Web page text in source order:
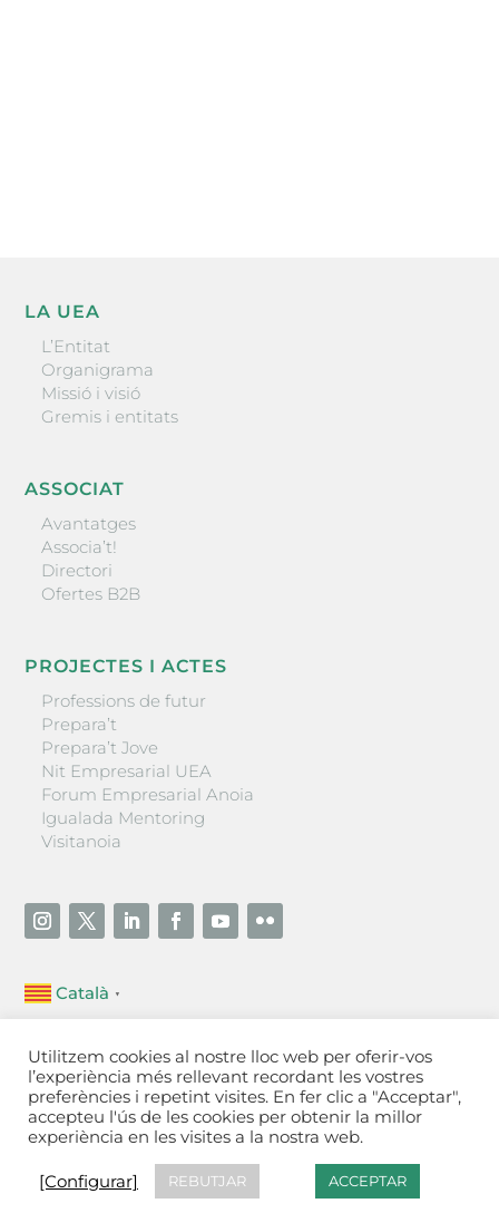
LA UEA
L’Entitat
Organigrama
Missió i visió
Gremis i entitats
ASSOCIAT
Avantatges
Associa’t!
Directori
Ofertes B2B
PROJECTES I ACTES
Professions de futur
Prepara’t
Prepara’t Jove
Nit Empresarial UEA
Forum Empresarial Anoia
Igualada Mentoring
Visitanoia
Català ▼
Unió Empresarial de l’Anoia (UEA)
Ctra. de Manresa, 131, 08700 – Igualada(Barcelona)
Tel 93 805 22 92
Contactar
de cookies [Configurar]
Fet a Igualada per Aladetres
Utilitzem cookies al nostre lloc web per oferir-vos
l’experiència més rellevant recordant les vostres
preferències i repetint visites. En fer clic a "Acceptar",
accepteu l'ús de les cookies per obtenir la millor
experiència en les visites a la nostra web.
[Configurar] REBUTJAR ACCEPTAR